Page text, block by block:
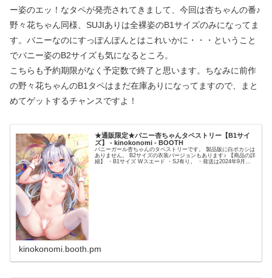
ー姿のエッ！なタペが発売されてきまして、今回は杏ちゃんの番♪
野々花ちゃん同様、SUJIありは全裸姿のB1サイズのみになってま
す。バニーなのにすっぽんぽんとはこれいかに・・・ということ
でバニー姿のB2サイズも気になるところ。
こちらも予約期限がなく予定数で終了と思います。ちなみに前作
の野々花ちゃんのB1タペはまだ在庫ありになってますので、まと
めてゲットするチャンスですよ！
★通販限定★バニー杏ちゃんタペストリー【B1サイ
ズ】 - kinokonomi - BOOTH
バニーガール杏ちゃんのタペストリーです。 製品版に白ボカシは
ありません。 B2サイズの衣装バージョンもあります♪ 【商品の詳
細】 ・B1サイズ Wスエード ・SJ有り。 ・発送は2024年9月頃
kinokonomi.booth.pm